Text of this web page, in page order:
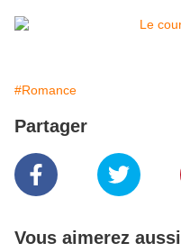
#Romance
Partager
Vous aimerez aussi